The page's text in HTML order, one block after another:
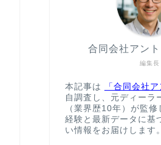
編集長
合同会社アン
本記事は 「合同会社
自調査し、元ディーラ
（業界歴10年）が監
経験と最新データに基
い情報をお届けします。